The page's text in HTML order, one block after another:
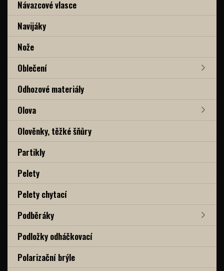
Návazcové vlasce
Navijáky
Nože
Oblečení
Odhozové materiály
Olova
Olověnky, těžké šňůry
Partikly
Pelety
Pelety chytací
Podběráky
Podložky odháčkovací
Polarizační brýle